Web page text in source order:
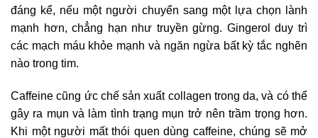
đáng kể, nếu một người chuyển sang một lựa chọn lành
mạnh hơn, chẳng hạn như truyền gừng. Gingerol duy trì
các mạch máu khỏe mạnh và ngăn ngừa bất kỳ tắc nghẽn
nào trong tim.
Caffeine cũng ức chế sản xuất collagen trong da, và có thể
gây ra mụn và làm tình trạng mụn trở nên trầm trọng hơn.
Khi một người mất thói quen dùng caffeine, chúng sẽ mở